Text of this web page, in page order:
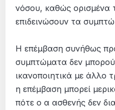
νόσου, καθώς ορισμένα
επιδεινώσουν τα
Η επέµβαση συνήθως
συµπτώµατα δεν
ικανοποιητικά µε άλλο
η επέµβαση µπορεί
πότε ο α ασθενής δεν